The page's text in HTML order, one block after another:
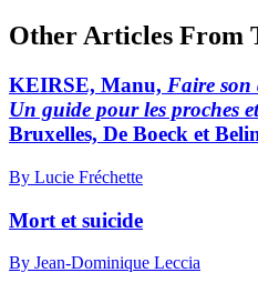
Other Articles From
KEIRSE, Manu, Faire son
Un guide pour les proches
Bruxelles, De Boeck et
By Lucie Fréchette
Mort et suicide
By Jean-Dominique Leccia